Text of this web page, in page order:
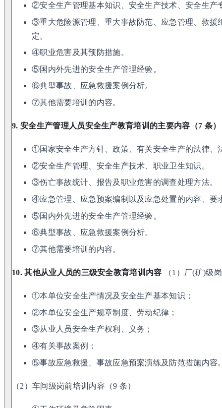
②安全生产管理基本知识、安全生产技术、安全生产
③重大危险源管理、重大事故防范、应急管理、救援
定。
④职业危害及其预防措施。
⑤国内外先进的安全生产管理经验。
⑥典型事故、应急救援案例分析。
⑦其他需要培训的内容。
9. 安全生产管理人员安全生产教育培训的主要内容（7 条）
①国家安全生产方针、政策、有关安全生产的法律、
②安全生产管理、安全生产技术、职业卫生知识。
③伤亡事故统计、报告及职业危害的调查处理方法。
④应急管理、应急预案编制以及应急处置的内容、要
⑤国内外先进的安全生产管理经验。
⑥典型事故、应急救援案例分析。
⑦其他需要培训的内容。
10. 其他从业人员的三级安全教育培训内容 （1）厂(矿)级
①本单位安全生产情况及安全生产基本知识；
②本单位安全生产规章制度、劳动纪律；
③从业人员安全生产权利、义务；
④有关事故案例；
⑤事故应急救援、事故应急预案演练及防范措施内容
（2）车间级岗前培训内容（9 条）